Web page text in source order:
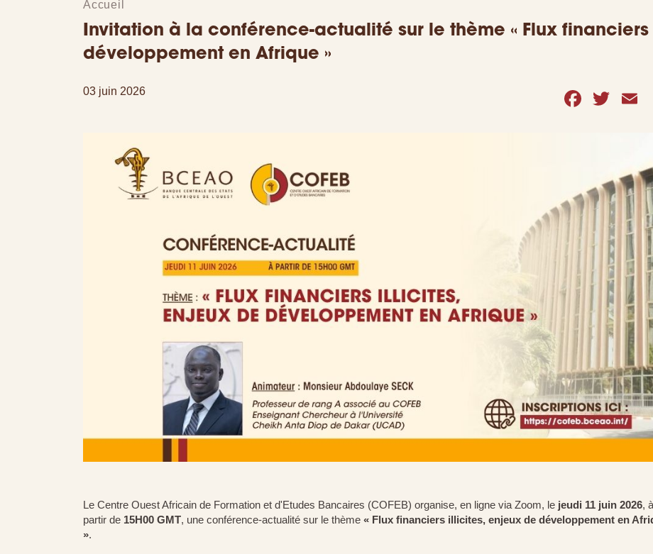
Accueil
Invitation à la conférence-actualité sur le thème « Flux
développement en Afrique »
03 juin 2026
Le Centre Ouest Africain de Formation et d'Etudes Bancaires (COFEB) organise, en ligne via Zoom, le jeudi 11 juin 2026, à
partir de 15H00 GMT, une conférence-actualité sur le thème « Flux financiers illicites, enjeux de développement en
».